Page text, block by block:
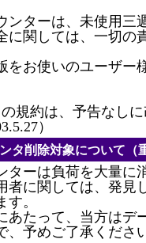
ンターは、未使用三
に関しては、一切の
をお使いのユーザー
規約は、予告なし
）
タ削除対象について（
ターは負荷を大量に
者に関しては、発見
す。
あたって、当方はデ
、予めご了承くださ